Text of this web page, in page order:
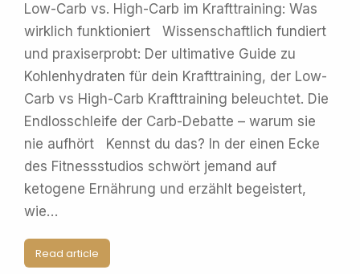
Low-Carb vs. High-Carb im Krafttraining: Was
wirklich funktioniert Wissenschaftlich fundiert
und praxiserprobt: Der ultimative Guide zu
Kohlenhydraten für dein Krafttraining, der Low-
Carb vs High-Carb Krafttraining beleuchtet. Die
Endlosschleife der Carb-Debatte – warum sie
nie aufhört Kennst du das? In der einen Ecke
des Fitnessstudios schwört jemand auf
ketogene Ernährung und erzählt begeistert,
wie…
Read article